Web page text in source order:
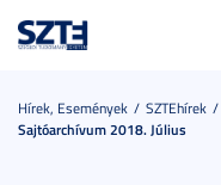
Hírek, Események SZTEhírek
Sajtóarchívum 2018. Július